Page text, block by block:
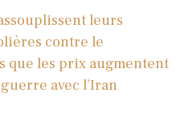
leurs
contre le
que les prix augmentent
avec l’Iran